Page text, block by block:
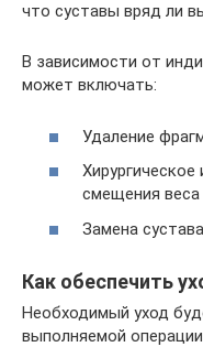
что суставы вряд ли
В зависимости от
может включать:
Удаление
смещения
Замена
Как обеспечить
Необходимый уход
выполняемой